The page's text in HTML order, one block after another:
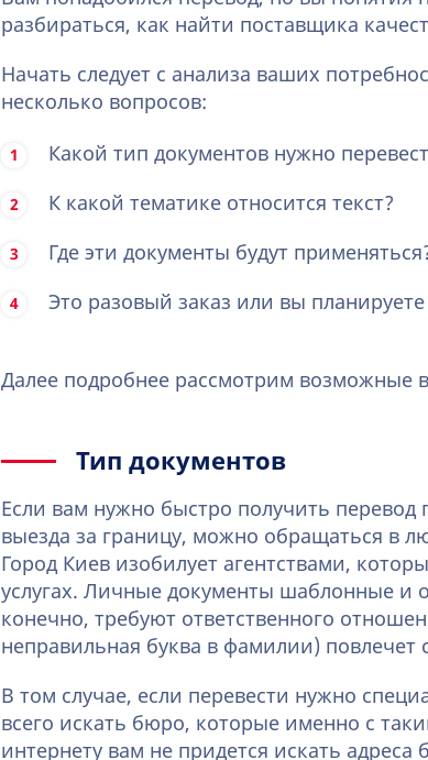
разбираться, как найти поставщика
Начать следует с анализа ваших
несколько вопросов:
Какой тип документов нужно
К какой тематике относится текст?
Где эти документы будут
Это разовый заказ или вы
Далее подробнее рассмотрим возможные
Тип документов
Если вам нужно быстро получить
выезда за границу, можно обращаться в
Город Киев изобилует агентствами,
услугах. Личные документы шаблонные и
конечно, требуют ответственного
неправильная буква в фамилии) повлечет
В том случае, если перевести нужно
всего искать бюро, которые именно с
интернету вам не придется искать